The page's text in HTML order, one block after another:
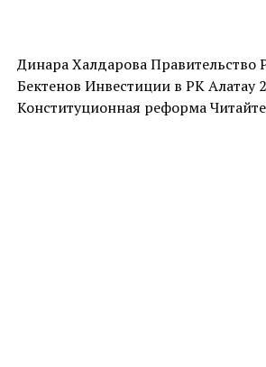
Динара Халдарова Правительство
Бектенов Инвестиции в РК Алатау
Конституционная реформа